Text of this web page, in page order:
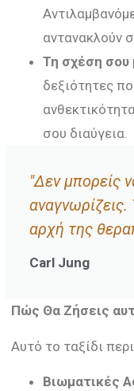
αντανακλούν
Τη σχέση σου
δεξιότητες
σου διαύγεια.
"Δεν μπορείς
αναγνωρίζεις.
αρχή της
Carl Jung
Πώς Θα Ζήσεις
Αυτό το ταξίδι
Βιωματικές